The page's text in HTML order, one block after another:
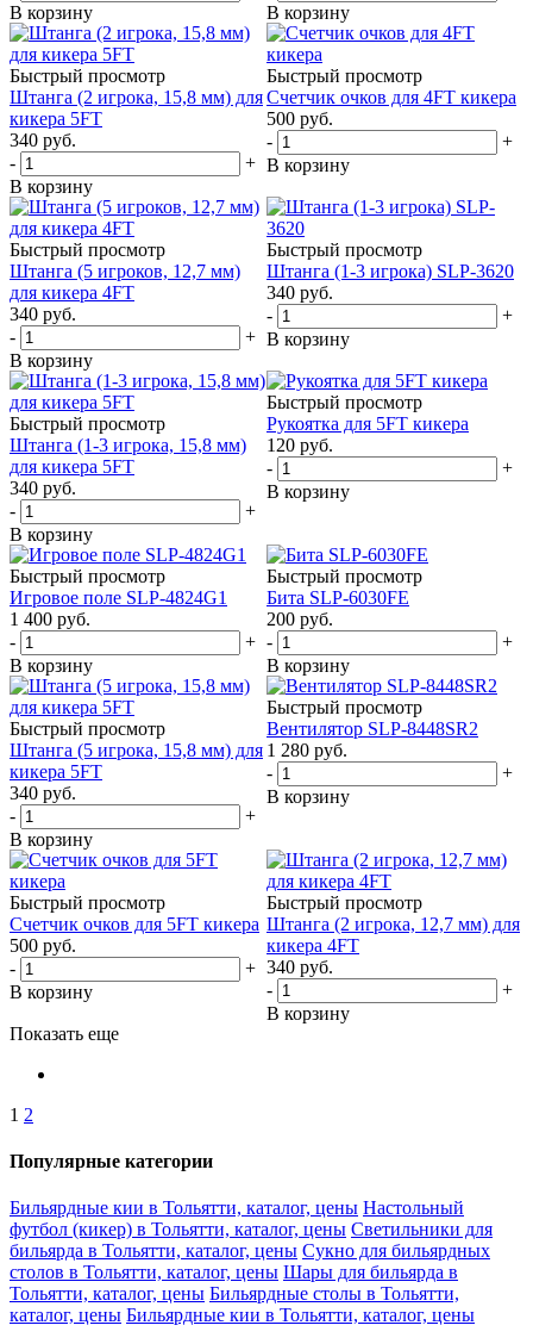
В корзину
В корзину
Быстрый просмотр
Штанга (2 игрока, 15,8 мм) для
кикера 5FT
340 руб.
-
+
В корзину
Быстрый просмотр
Счетчик очков для 4FT кикера
500 руб.
-
+
В корзину
Быстрый просмотр
Штанга (5 игроков, 12,7 мм)
для кикера 4FT
340 руб.
-
+
В корзину
Быстрый просмотр
Штанга (1-3 игрока) SLP-3620
340 руб.
-
+
В корзину
Быстрый просмотр
Штанга (1-3 игрока, 15,8 мм)
для кикера 5FT
340 руб.
-
+
В корзину
Быстрый просмотр
Рукоятка для 5FT кикера
120 руб.
-
+
В корзину
Быстрый просмотр
Игровое поле SLP-4824G1
1 400 руб.
-
+
В корзину
Быстрый просмотр
Бита SLP-6030FE
200 руб.
-
+
В корзину
Быстрый просмотр
Штанга (5 игрока, 15,8 мм) для
кикера 5FT
340 руб.
-
+
В корзину
Быстрый просмотр
Вентилятор SLP-8448SR2
1 280 руб.
-
+
В корзину
Быстрый просмотр
Счетчик очков для 5FT кикера
500 руб.
-
+
В корзину
Быстрый просмотр
Штанга (2 игрока, 12,7 мм) для
кикера 4FT
340 руб.
-
+
В корзину
Показать еще
1 2
Популярные категории
Бильярдные кии в Тольятти, каталог, цены Настольный
футбол (кикер) в Тольятти, каталог, цены Светильники для
бильярда в Тольятти, каталог, цены Сукно для бильярдных
столов в Тольятти, каталог, цены Шары для бильярда в
Тольятти, каталог, цены Бильярдные столы в Тольятти,
каталог, цены Бильярдные кии в Тольятти, каталог, цены